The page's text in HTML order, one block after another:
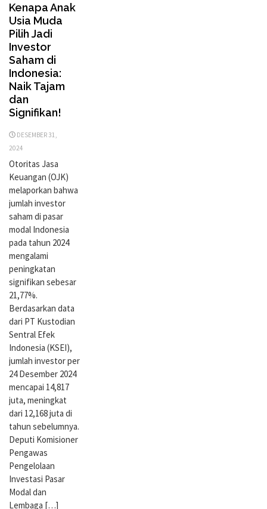
Kenapa Anak
Usia Muda
Pilih Jadi
Investor
Saham di
Indonesia:
Naik Tajam
dan
Signifikan!
DESEMBER 31,
2024
Otoritas Jasa
Keuangan (OJK)
melaporkan bahwa
jumlah investor
saham di pasar
modal Indonesia
pada tahun 2024
mengalami
peningkatan
signifikan sebesar
21,77%.
Berdasarkan data
dari PT Kustodian
Sentral Efek
Indonesia (KSEI),
jumlah investor per
24 Desember 2024
mencapai 14,817
juta, meningkat
dari 12,168 juta di
tahun sebelumnya.
Deputi Komisioner
Pengawas
Pengelolaan
Investasi Pasar
Modal dan
Lembaga […]